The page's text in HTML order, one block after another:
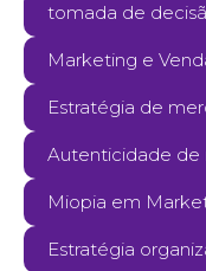
tomada de
Marketing e
Estratégia de
Autenticidade de
Miopia em
Estratégia